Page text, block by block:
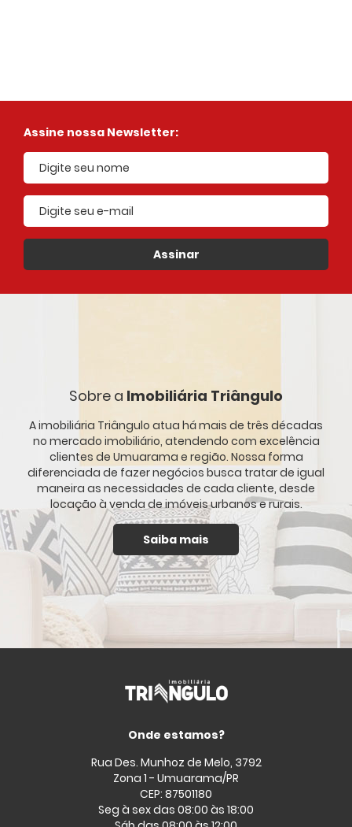
Assine nossa Newsletter:
Assinar
E-mail cadastrado
Sobre a Imobiliária Triângulo
A imobiliária Triângulo atua há mais de três décadas
no mercado imobiliário, atendendo com excelência
clientes de Umuarama e região. Nossa forma
diferenciada de fazer negócios busca tratar de igual
maneira as necessidades de cada cliente, desde
locação à venda de imóveis urbanos e rurais.
Saiba mais
Onde estamos?
Rua Des. Munhoz de Melo, 3792
Zona 1 - Umuarama/PR
CEP: 87501180
Seg à sex das 08:00 às 18:00